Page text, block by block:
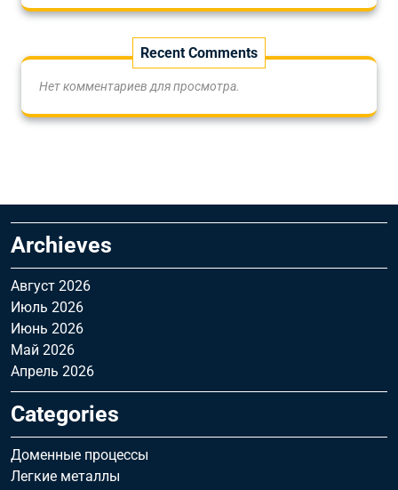
Recent Comments
Нет комментариев для просмотра.
Archieves
Август 2026
Июль 2026
Июнь 2026
Май 2026
Апрель 2026
Categories
Доменные процессы
Легкие металлы